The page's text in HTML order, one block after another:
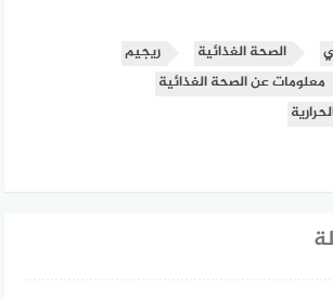
الصحة الغذائية
ريجيم
معلومات عن الصحة الغذائية